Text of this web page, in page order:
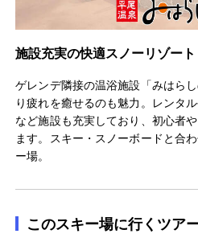
施設充実の快適スノーリゾート
ゲレンデ隣接の温浴施設「みはら
り疲れを癒せるのも魅力。レンタ
など施設も充実しており、初心者
ます。スキー・スノーボードと合
ー場。
このスキー場に行くツア